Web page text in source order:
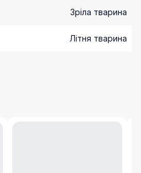
Зріла тварина
Літня тварина